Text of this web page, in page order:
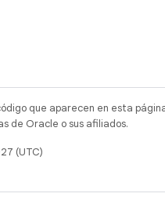
que aparecen en esta
de Oracle o sus afiliados.
(UTC)